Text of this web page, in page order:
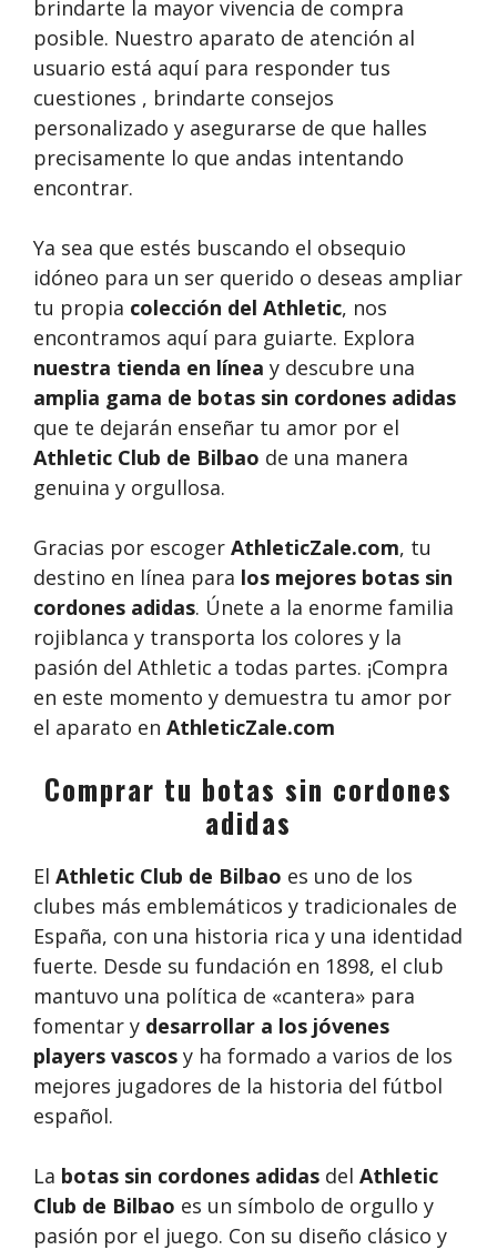
brindarte la mayor vivencia de compra
posible. Nuestro aparato de atención al
usuario está aquí para responder tus
cuestiones , brindarte consejos
personalizado y asegurarse de que halles
precisamente lo que andas intentando
encontrar.
Ya sea que estés buscando el obsequio
idóneo para un ser querido o deseas ampliar
tu propia colección del Athletic, nos
encontramos aquí para guiarte. Explora
nuestra tienda en línea y descubre una
amplia gama de botas sin cordones adidas
que te dejarán enseñar tu amor por el
Athletic Club de Bilbao de una manera
genuina y orgullosa.
Gracias por escoger AthleticZale.com, tu
destino en línea para los mejores botas sin
cordones adidas. Únete a la enorme familia
rojiblanca y transporta los colores y la
pasión del Athletic a todas partes. ¡Compra
en este momento y demuestra tu amor por
el aparato en AthleticZale.com
Comprar tu botas sin cordones
adidas
El Athletic Club de Bilbao es uno de los
clubes más emblemáticos y tradicionales de
España, con una historia rica y una identidad
fuerte. Desde su fundación en 1898, el club
mantuvo una política de «cantera» para
fomentar y desarrollar a los jóvenes
players vascos y ha formado a varios de los
mejores jugadores de la historia del fútbol
español.
La botas sin cordones adidas del Athletic
Club de Bilbao es un símbolo de orgullo y
pasión por el juego. Con su diseño clásico y